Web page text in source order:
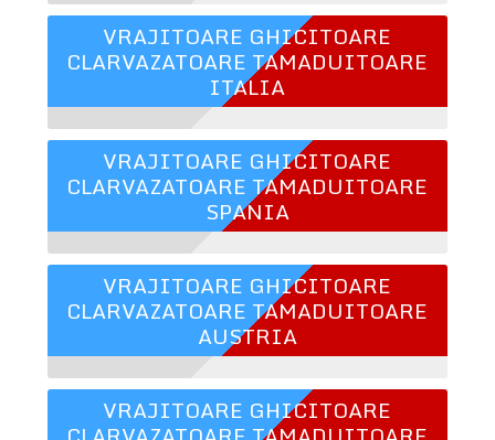
VRAJITOARE GHICITOARE
CLARVAZATOARE TAMADUITOARE
ITALIA
VRAJITOARE GHICITOARE
CLARVAZATOARE TAMADUITOARE
SPANIA
VRAJITOARE GHICITOARE
CLARVAZATOARE TAMADUITOARE
AUSTRIA
VRAJITOARE GHICITOARE